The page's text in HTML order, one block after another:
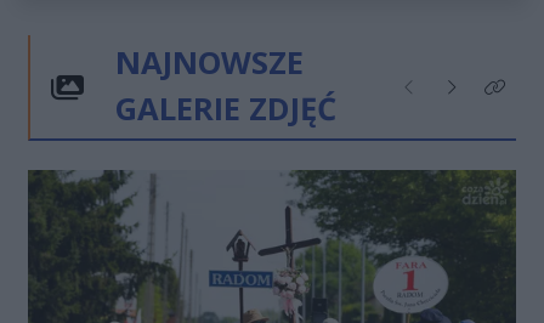
NAJNOWSZE
GALERIE ZDJĘĆ
Poprzednie
NastępneKliknij